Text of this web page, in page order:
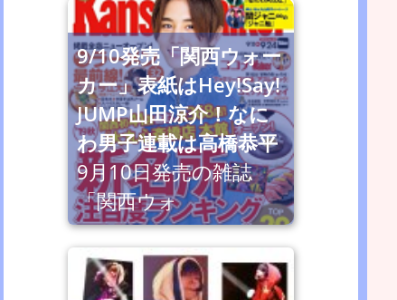
9/10発売「関西ウォー
カー」表紙はHey!Say!
JUMP山田涼介！なに
わ男子連載は高橋恭平
9月10日発売の雑誌
「関西ウォ